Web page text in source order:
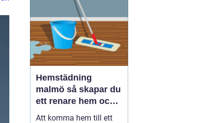
Hemstädning
malmö så skapar du
ett renare hem och
en lugnare vardag
Att komma hem till ett